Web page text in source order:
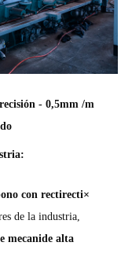
- 0,5mm /m
con rectirecti×
de la industria,
mecanide alta